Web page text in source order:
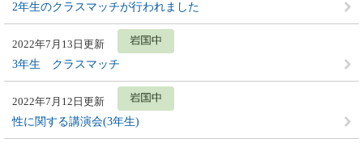
2年生のクラスマッチが行われました
2022年7月13日更新
3年生 クラスマッチ
2022年7月12日更新
性に関する講演会(3年生)